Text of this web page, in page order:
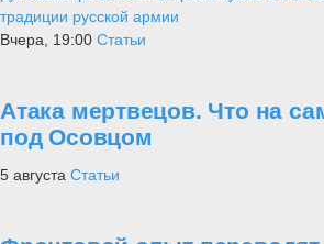
традиции русской армии
Вчера, 19:00 Статьи
Атака мертвецов. Что на
под Осовцом
5 августа Статьи